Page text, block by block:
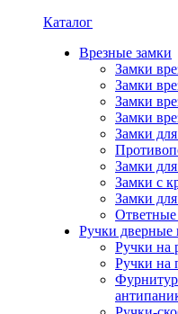
Каталог
Врезные замки
Замки
Замки
Замки
Замки
Замки
Замки
Замки с
Замки
Ручки
Ручки на
Ручки на